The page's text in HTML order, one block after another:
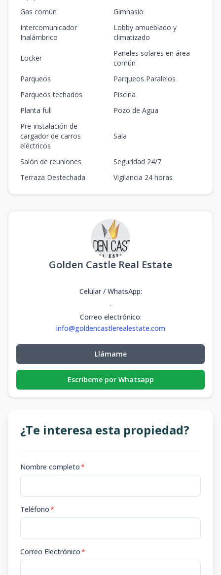
Gas común
Gimnasio
Intercomunicador
Inalámbrico
Lobby amueblado y
climatizado
Locker
Paneles solares en área
común
Parqueos
Parqueos Paralelos
Parqueos techados
Piscina
Planta full
Pozo de Agua
Pre-instalación de
cargador de carros
eléctricos
Sala
Salón de reuniones
Seguridad 24/7
Terraza Destechada
Vigilancia 24 horas
Golden Castle Real Estate
Celular / WhatsApp:
.
Correo electrónico:
info@goldencastlerealestate.com
Llámame
Escribeme por Whatsapp
¿Te interesa esta propiedad?
Nombre completo*
Teléfono*
Correo Electrónico*